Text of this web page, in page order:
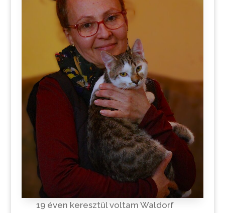
19 éven keresztül voltam Waldorf